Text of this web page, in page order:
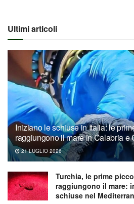
Ultimi articoli
Iniziano le schiuse in Italia: le
raggiungono il mare in Calabria e
21 LUGLIO 2026
Turchia, le prime
raggiungono il mare:
schiuse nel